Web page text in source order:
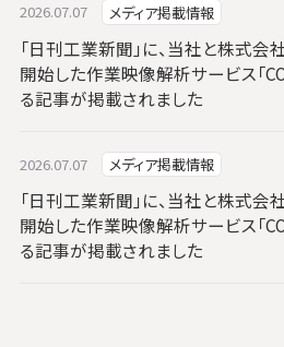
2026.07.07 メディア掲載情報
「日刊工業新聞」に、当社と株式
開始した作業映像解析サービス「
る記事が掲載されました
2026.07.07 メディア掲載情報
「日刊工業新聞」に、当社と株式
開始した作業映像解析サービス「
る記事が掲載されました